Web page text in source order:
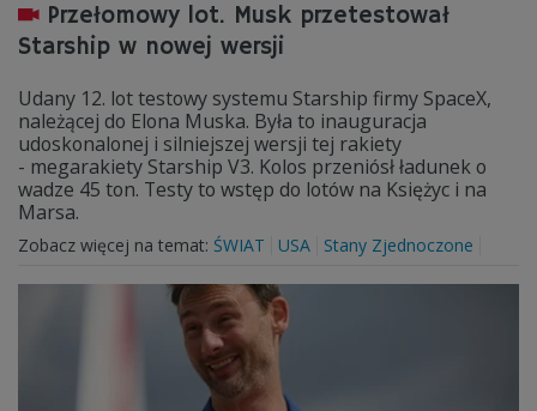
Przełomowy lot. Musk przetestował
Starship w nowej wersji
Udany 12. lot testowy systemu Starship firmy SpaceX,
należącej do Elona Muska. Była to inauguracja
udoskonalonej i silniejszej wersji tej rakiety
- megarakiety Starship V3. Kolos przeniósł ładunek o
wadze 45 ton. Testy to wstęp do lotów na Księżyc i na
Marsa.
Zobacz więcej na temat: ŚWIAT USA Stany Zjednoczone